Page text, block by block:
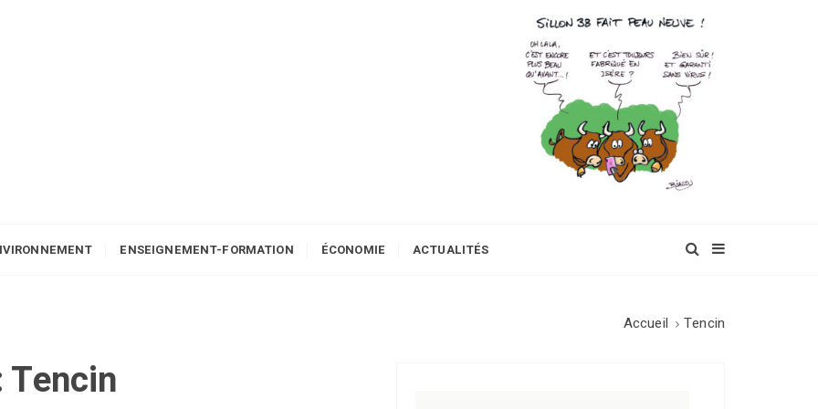
ENSEIGNEMENT-FORMATION ÉCONOMIE ACTUALITÉS
Accueil Tencin
Tencin